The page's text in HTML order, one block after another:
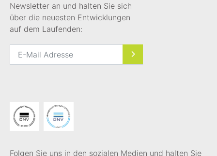
Newsletter an und halten Sie sich
über die neuesten Entwicklungen
auf dem Laufenden:
Folgen Sie uns in den sozialen Medien und halten Sie